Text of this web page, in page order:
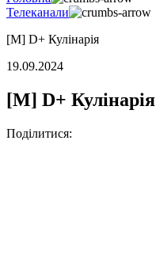
Телеканали
[M] D+ Кулінарія
19.09.2024
[M] D+ Кулінарія
Поділитися: